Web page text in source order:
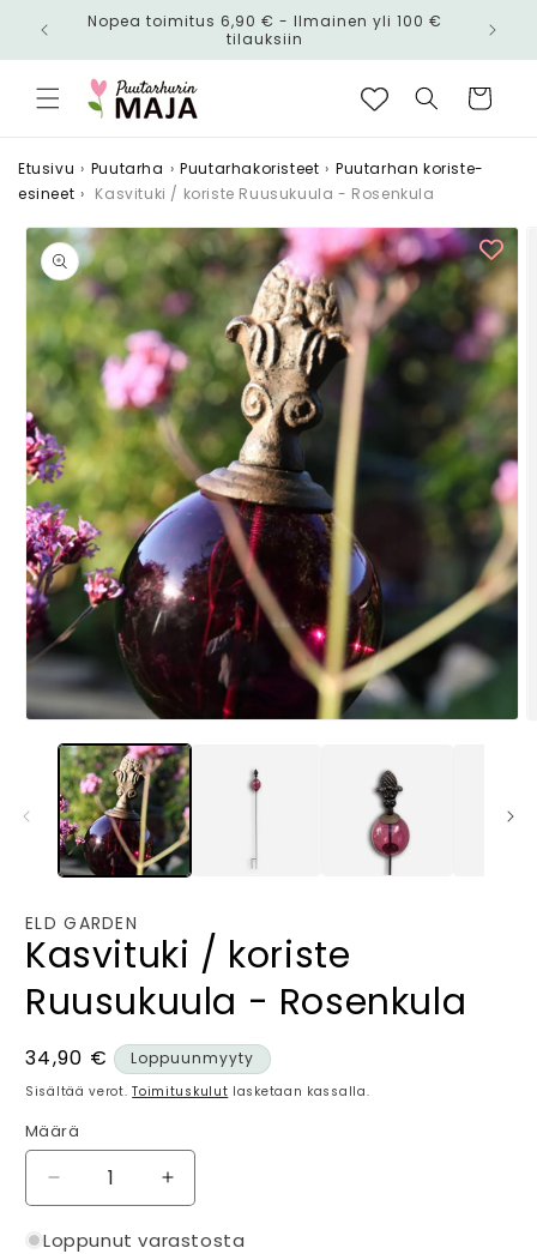
siirry
Nopea toimitus 6,90 € - Ilmainen yli 100 €
tilauksiin
Ostoskori
Etusivu › Puutarha › Puutarhakoristeet › Puutarhan koriste-
esineet › Kasvituki / koriste Ruusukuula - Rosenkula
Siirry
tuotetietoihin
aineisto
modaalisessa
ikkunassa
ELD GARDEN
Kasvituki / koriste
Ruusukuula - Rosenkula
Normaalihinta
34,90 € Loppuunmyyty
Sisältää verot.Toimituskulut lasketaan kassalla.
Määrä
Määrä
Vähennä
tuotteen
Kasvituki
Lisää
tuotteen
Kasvituki
Loppunut varastosta